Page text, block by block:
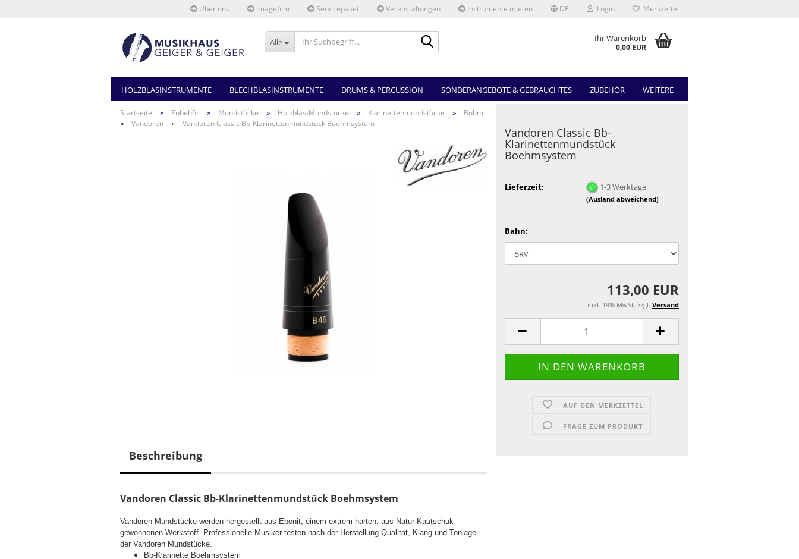
Über uns Imagefilm Servicepaket Veranstaltungen Instrumente mieten DE Login Merkzettel
Alle Ihr Warenkorb
0,00 EUR
HOLZBLASINSTRUMENTE BLECHBLASINSTRUMENTE DRUMS & PERCUSSION SONDERANGEBOTE & GEBRAUCHTES ZUBEHÖR WEITERE
Startseite » Zubehör » Mundstücke » Holzblas-Mundstücke » Klarinettenmundstücke » Böhm
» Vandoren » Vandoren Classic Bb-Klarinettenmundstück Boehmsystem
Vandoren Classic Bb-
Klarinettenmundstück
Boehmsystem
Lieferzeit: 1-3 Werktage
(Ausland abweichend)
Bahn:
113,00 EUR
inkl. 19% MwSt. zzgl. Versand
AUF DEN MERKZETTEL
FRAGE ZUM PRODUKT
Beschreibung
Vandoren Classic Bb-Klarinettenmundstück Boehmsystem
Vandoren Mundstücke werden hergestellt aus Ebonit, einem extrem harten, aus Natur-Kautschuk
gewonnenen Werkstoff. Professionelle Musiker testen nach der Herstellung Qualität, Klang und Tonlage
der Vandoren Mundstücke.
Bb-Klarinette Boehmsystem